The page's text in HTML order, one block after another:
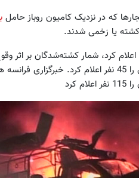
که در نزدیک کامیون روباز حامل
کشته یا زخمی شدند.
اعلام کرد، شمار کشته‌شدگان بر اثر
دندونت از دست رفته؟ ایمپلنت با اقساط ۱۲
ماهه راه حلشه